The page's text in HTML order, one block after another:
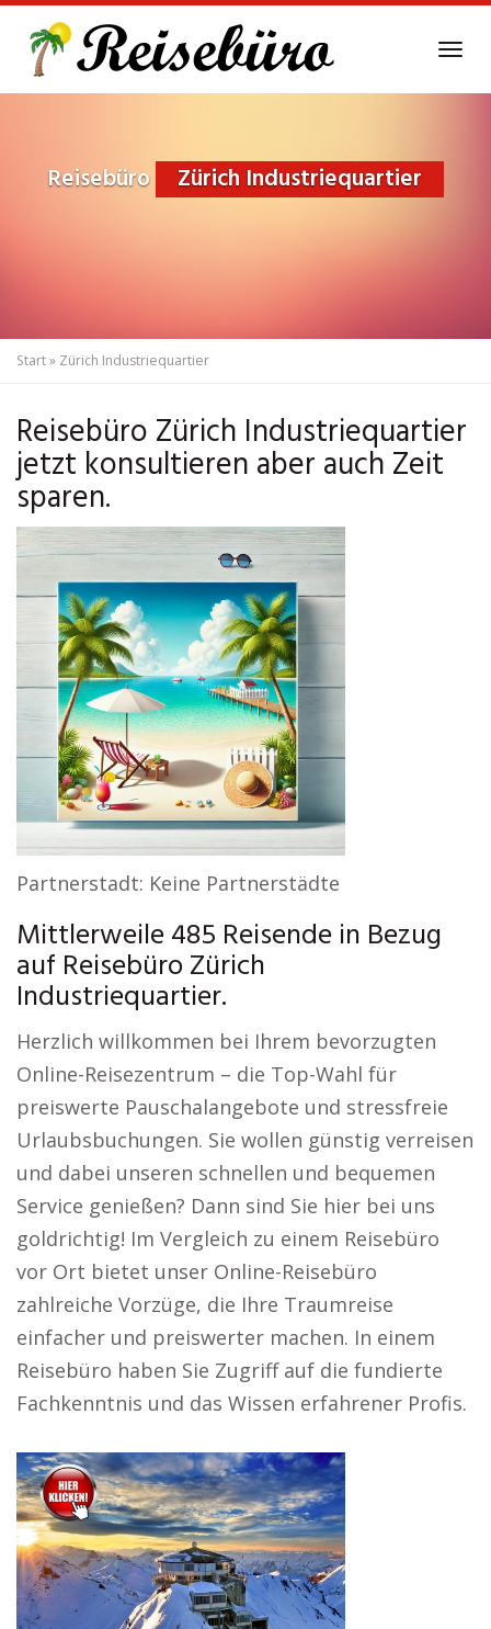
main
Reisebüro Zürich Industriequartier
Start» Zürich Industriequartier
Reisebüro Zürich Industriequartier
jetzt konsultieren aber auch Zeit
sparen.
Partnerstadt: Keine Partnerstädte
Mittlerweile 485 Reisende in Bezug
auf Reisebüro Zürich
Industriequartier.
Herzlich willkommen bei Ihrem bevorzugten
Online-Reisezentrum – die Top-Wahl für
preiswerte Pauschalangebote und stressfreie
Urlaubsbuchungen. Sie wollen günstig verreisen
und dabei unseren schnellen und bequemen
Service genießen? Dann sind Sie hier bei uns
goldrichtig! Im Vergleich zu einem Reisebüro
vor Ort bietet unser Online-Reisebüro
zahlreiche Vorzüge, die Ihre Traumreise
einfacher und preiswerter machen. In einem
Reisebüro haben Sie Zugriff auf die fundierte
Fachkenntnis und das Wissen erfahrener Profis.